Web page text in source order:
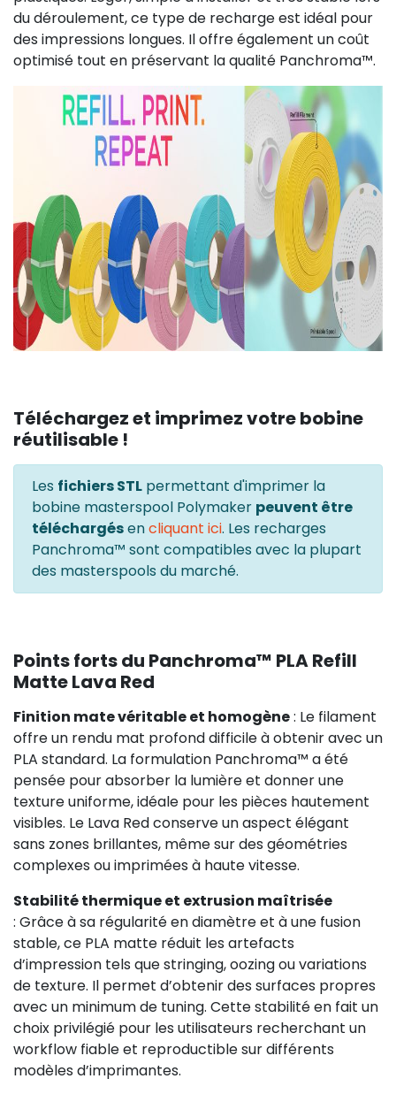
29,08 €
du déroulement, ce type de recharge est idéal pour
des impressions longues. Il offre également un coût
optimisé tout en préservant la qualité Panchroma™.
Téléchargez et imprimez votre bobine
réutilisable !
Les fichiers STL permettant d'imprimer la
bobine masterspool Polymaker peuvent être
téléchargésencliquant ici. Les recharges
Panchroma™ sont compatibles avec la plupart
des masterspools du marché.
Points forts du Panchroma™ PLA Refill
Matte Lava Red
Finition mate véritable et homogène: Le filament
offre un rendu mat profond difficile à obtenir avec un
PLA standard. La formulation Panchroma™ a été
pensée pour absorber la lumière et donner une
texture uniforme, idéale pour les pièces hautement
visibles. Le Lava Red conserve un aspect élégant
sans zones brillantes, même sur des géométries
complexes ou imprimées à haute vitesse.
Stabilité thermique et extrusion maîtrisée
: Grâce à sa régularité en diamètre et à une fusion
stable, ce PLA matte réduit les artefacts
d’impression tels que stringing, oozing ou variations
de texture. Il permet d’obtenir des surfaces propres
avec un minimum de tuning. Cette stabilité en fait un
choix privilégié pour les utilisateurs recherchant un
workflow fiable et reproductible sur différents
modèles d’imprimantes.